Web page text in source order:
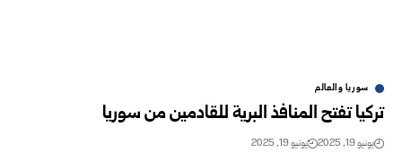
سوريا والعالم
تركيا تفتح المنافذ البرية للقادمين من سوريا
يونيو 19, 2025 يونيو 19, 2025